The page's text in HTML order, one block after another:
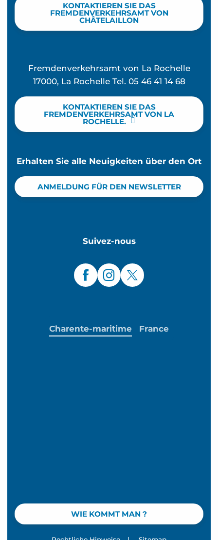
KONTAKTIEREN SIE DAS
FREMDENVERKEHRSAMT VON
CHÂTELAILLON
Fremdenverkehrsamt von La Rochelle
17000, La Rochelle Tel. 05 46 41 14 68
KONTAKTIEREN SIE DAS
FREMDENVERKEHRSAMT VON LA
ROCHELLE.
Erhalten Sie alle Neuigkeiten über den Ort
ANMELDUNG FÜR DEN NEWSLETTER
Suivez-nous
WIE KOMMT MAN ?
Charente-maritime France